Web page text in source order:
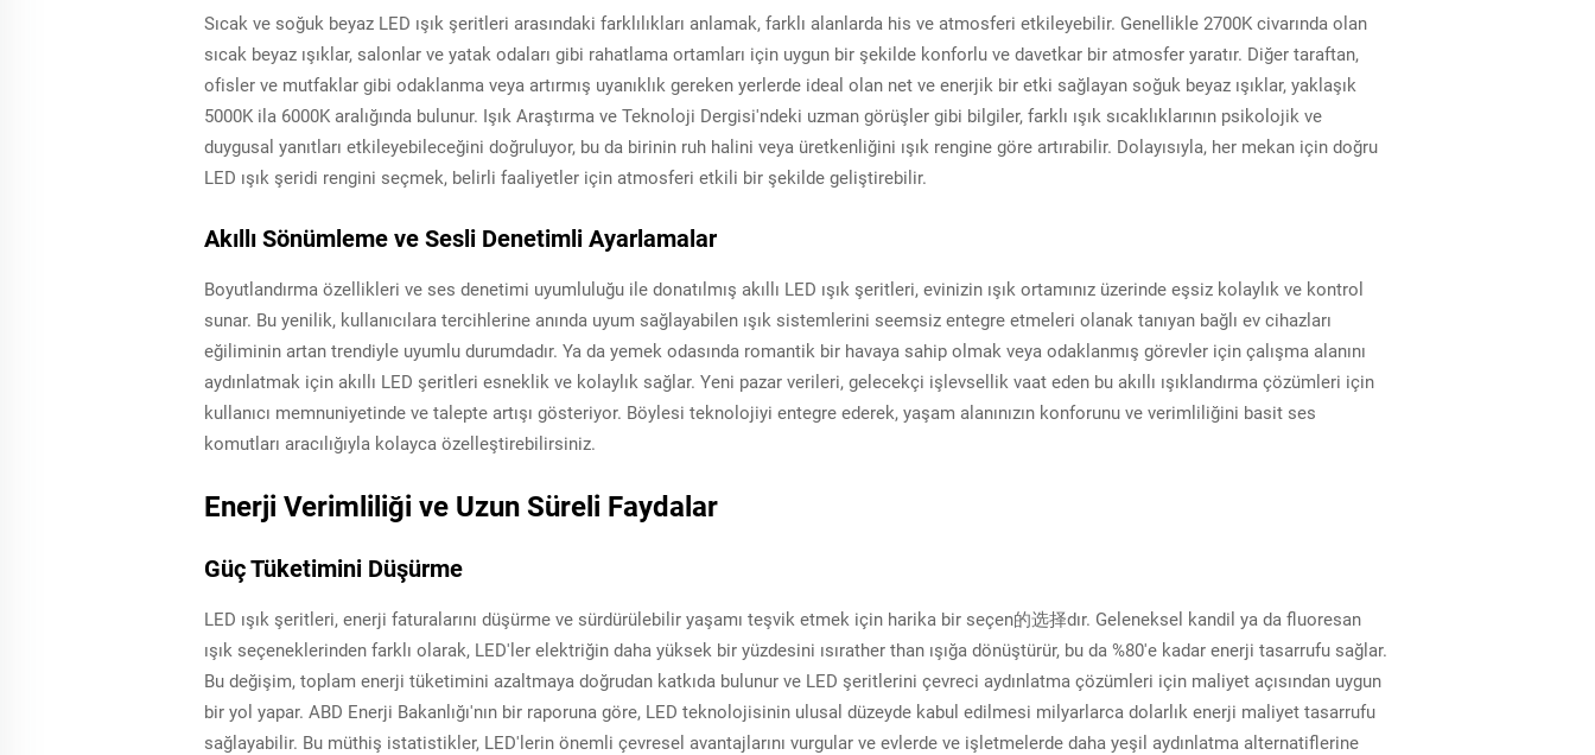
Sıcak ve soğuk beyaz LED ışık şeritleri arasındaki farklılıkları anlamak, farklı alanlarda his ve atmosferi etkileyebilir. Genellikle 2700K civarında olan
sıcak beyaz ışıklar, salonlar ve yatak odaları gibi rahatlama ortamları için uygun bir şekilde konforlu ve davetkar bir atmosfer yaratır. Diğer taraftan,
ofisler ve mutfaklar gibi odaklanma veya artırmış uyanıklık gereken yerlerde ideal olan net ve enerjik bir etki sağlayan soğuk beyaz ışıklar, yaklaşık
5000K ila 6000K aralığında bulunur. Işık Araştırma ve Teknoloji Dergisi'ndeki uzman görüşler gibi bilgiler, farklı ışık sıcaklıklarının psikolojik ve
duygusal yanıtları etkileyebileceğini doğruluyor, bu da birinin ruh halini veya üretkenliğini ışık rengine göre artırabilir. Dolayısıyla, her mekan için doğru
LED ışık şeridi rengini seçmek, belirli faaliyetler için atmosferi etkili bir şekilde geliştirebilir.
Akıllı Sönümleme ve Sesli Denetimli Ayarlamalar
Boyutlandırma özellikleri ve ses denetimi uyumluluğu ile donatılmış akıllı LED ışık şeritleri, evinizin ışık ortamınız üzerinde eşsiz kolaylık ve kontrol
sunar. Bu yenilik, kullanıcılara tercihlerine anında uyum sağlayabilen ışık sistemlerini seemsiz entegre etmeleri olanak tanıyan bağlı ev cihazları
eğiliminin artan trendiyle uyumlu durumdadır. Ya da yemek odasında romantik bir havaya sahip olmak veya odaklanmış görevler için çalışma alanını
aydınlatmak için akıllı LED şeritleri esneklik ve kolaylık sağlar. Yeni pazar verileri, gelecekçi işlevsellik vaat eden bu akıllı ışıklandırma çözümleri için
kullanıcı memnuniyetinde ve talepte artışı gösteriyor. Böylesi teknolojiyi entegre ederek, yaşam alanınızın konforunu ve verimliliğini basit ses
komutları aracılığıyla kolayca özelleştirebilirsiniz.
Enerji Verimliliği ve Uzun Süreli Faydalar
Güç Tüketimini Düşürme
LED ışık şeritleri, enerji faturalarını düşürme ve sürdürülebilir yaşamı teşvik etmek için harika bir seçen的选择dır. Geleneksel kandil ya da fluoresan
ışık seçeneklerinden farklı olarak, LED'ler elektriğin daha yüksek bir yüzdesini ısırather than ışığa dönüştürür, bu da %80'e kadar enerji tasarrufu sağlar.
Bu değişim, toplam enerji tüketimini azaltmaya doğrudan katkıda bulunur ve LED şeritlerini çevreci aydınlatma çözümleri için maliyet açısından uygun
bir yol yapar. ABD Enerji Bakanlığı'nın bir raporuna göre, LED teknolojisinin ulusal düzeyde kabul edilmesi milyarlarca dolarlık enerji maliyet tasarrufu
sağlayabilir. Bu müthiş istatistikler, LED'lerin önemli çevresel avantajlarını vurgular ve evlerde ve işletmelerde daha yeşil aydınlatma alternatiflerine